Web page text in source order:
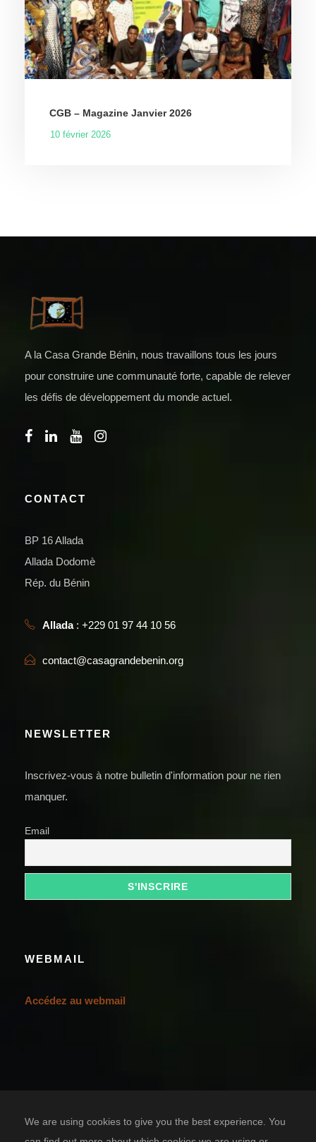
CGB – Magazine Janvier 2026
10 février 2026
A la Casa Grande Bénin, nous travaillons tous les jours
pour construire une communauté forte, capable de relever
les défis de développement du monde actuel.
CONTACT
BP 16 Allada
Allada Dodomè
Rép. du Bénin
Allada: +229 01 97 44 10 56
contact@casagrandebenin.org
NEWSLETTER
Inscrivez-vous à notre bulletin d'information pour ne rien
manquer.
Email
WEBMAIL
Accédez au webmail
We are using cookies to give you the best experience. You